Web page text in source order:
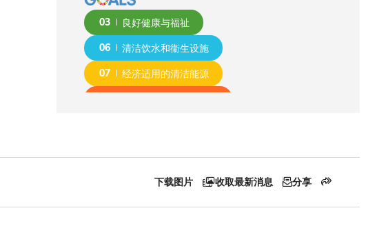
03 良好健康与福祉
06 清洁饮水和衞生设施
07 经济适用的清洁能源
水下生物
下载图片 收取最新消息 分享